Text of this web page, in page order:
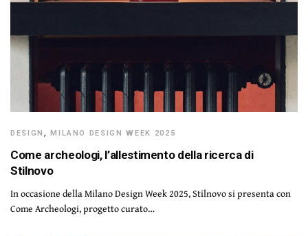
DESIGN ,MILANO DESIGN WEEK 2025
Come archeologi, l’allestimento della ricerca di
Stilnovo
In occasione della Milano Design Week 2025, Stilnovo si presenta con
Come Archeologi, progetto curato…